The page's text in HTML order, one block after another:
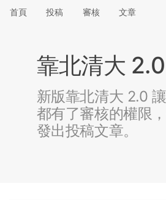
首頁 投稿 審核 文章
靠北清大 2.0
新版靠北清大 2.0
都有了審核的權限
發出投稿文章。